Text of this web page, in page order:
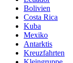
Bolivien
Costa Rica
Kuba
Mexiko
Antarktis
Kreuzfahrten